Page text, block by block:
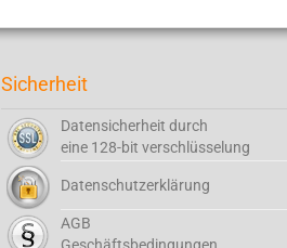
Sicherheit
Datensicherheit durch
eine 128-bit verschlüsselung
Datenschutzerklärung
AGB